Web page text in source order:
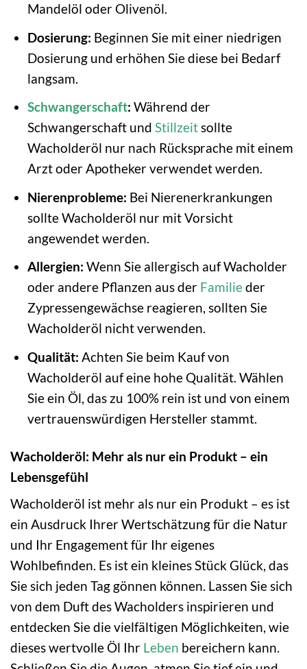
Mandelöl oder Olivenöl.
Dosierung: Beginnen Sie mit einer niedrigen
Dosierung und erhöhen Sie diese bei Bedarf
langsam.
Schwangerschaft: Während der
Schwangerschaft und Stillzeitsollte
Wacholderöl nur nach Rücksprache mit einem
Arzt oder Apotheker verwendet werden.
Nierenprobleme: Bei Nierenerkrankungen
sollte Wacholderöl nur mit Vorsicht
angewendet werden.
Allergien: Wenn Sie allergisch auf Wacholder
oder andere Pflanzen aus der Familieder
Zypressengewächse reagieren, sollten Sie
Wacholderöl nicht verwenden.
Qualität: Achten Sie beim Kauf von
Wacholderöl auf eine hohe Qualität. Wählen
Sie ein Öl, das zu 100% rein ist und von einem
vertrauenswürdigen Hersteller stammt.
Wacholderöl: Mehr als nur ein Produkt – ein
Lebensgefühl
Wacholderöl ist mehr als nur ein Produkt – es ist
ein Ausdruck Ihrer Wertschätzung für die Natur
und Ihr Engagement für Ihr eigenes
Wohlbefinden. Es ist ein kleines Stück Glück, das
Sie sich jeden Tag gönnen können. Lassen Sie sich
von dem Duft des Wacholders inspirieren und
entdecken Sie die vielfältigen Möglichkeiten, wie
dieses wertvolle Öl Ihr Leben bereichern kann.